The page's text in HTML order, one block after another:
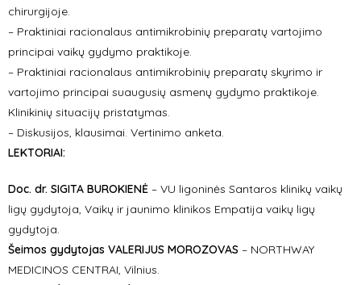
chirurgijoje.
– Praktiniai racionalaus antimikrobinių preparatų vartojimo
principai vaikų gydymo praktikoje.
– Praktiniai racionalaus antimikrobinių preparatų skyrimo ir
vartojimo principai suaugusių asmenų gydymo praktikoje.
Klinikinių situacijų pristatymas.
– Diskusijos, klausimai. Vertinimo anketa.
LEKTORIAI:
Doc. dr. SIGITA BUROKIENĖ – VU ligoninės Santaros klinikų vaikų
ligų gydytoja, Vaikų ir jaunimo klinikos Empatija vaikų ligų
gydytoja.
Šeimos gydytojas VALERIJUS MOROZOVAS – NORTHWAY
MEDICINOS CENTRAI, Vilnius.